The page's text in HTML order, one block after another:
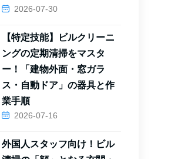
2026-07-30
【特定技能】ビルクリーニ
ングの定期清掃をマスタ
ー！「建物外面・窓ガラ
ス・自動ドア」の器具と作
業手順
2026-07-16
外国人スタッフ向け！ビル